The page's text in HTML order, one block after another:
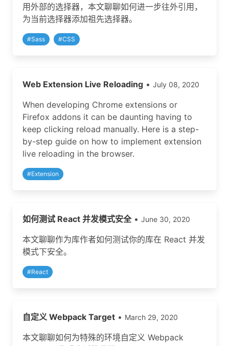
用外部的选择器，本文聊聊如何进一步往外引用，
为当前选择器添加祖先选择器。
#Sass #CSS
Web Extension Live Reloading • July 08, 2020
When developing Chrome extensions or
Firefox addons it can be daunting having to
keep clicking reload manually. Here is a step-
by-step guide on how to implement extension
live reloading in the browser.
#Extension
如何测试 React 并发模式安全• June 30, 2020
本文聊聊作为库作者如何测试你的库在 React 并发
模式下安全。
#React
自定义 Webpack Target • March 29, 2020
本文聊聊如何为特殊的环境自定义 Webpack